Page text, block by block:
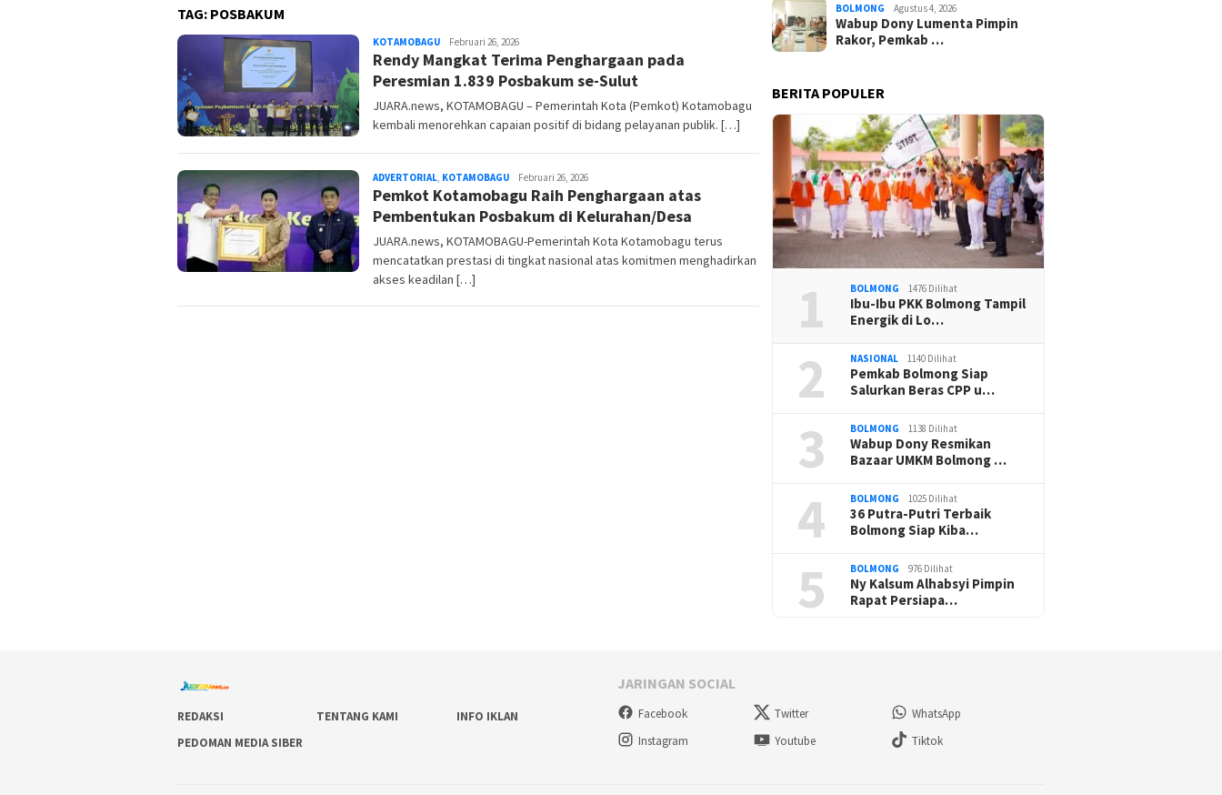
TAG: POSBAKUM
KOTAMOBAGU redaksi
Februari 26, 2026
Rendy Mangkat Terima Penghargaan pada
Peresmian 1.839 Posbakum se-Sulut
JUARA.news, KOTAMOBAGU – Pemerintah Kota (Pemkot) Kotamobagu
kembali menorehkan capaian positif di bidang pelayanan publik. […]
ADVERTORIAL, KOTAMOBAGU redaksi
Februari 26, 2026
Pemkot Kotamobagu Raih Penghargaan atas
Pembentukan Posbakum di Kelurahan/Desa
JUARA.news, KOTAMOBAGU-Pemerintah Kota Kotamobagu terus
mencatatkan prestasi di tingkat nasional atas komitmen menghadirkan
akses keadilan […]
BOLMONG Agustus 4, 2026
Wabup Dony Lumenta Pimpin
Rakor, Pemkab …
BERITA POPULER
1 BOLMONG 1476 Dilihat
Ibu-Ibu PKK Bolmong Tampil
Energik di Lo…
2 NASIONAL 1140 Dilihat
Pemkab Bolmong Siap
Salurkan Beras CPP u…
3 BOLMONG 1138 Dilihat
Wabup Dony Resmikan
Bazaar UMKM Bolmong …
4 BOLMONG 1025 Dilihat
36 Putra-Putri Terbaik
Bolmong Siap Kiba…
5 BOLMONG 976 Dilihat
Ny Kalsum Alhabsyi Pimpin
Rapat Persiapa…
REDAKSI TENTANG KAMI
INFO IKLAN
PEDOMAN MEDIA SIBER
JARINGAN SOCIAL
Facebook Twitter
WhatsApp
Instagram
Youtube Tiktok